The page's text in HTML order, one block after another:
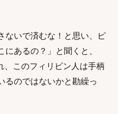
ないで済むな！と思い、ピ
あるの？」と聞くと、
、このフィリピン人は手柄
るのではないかと勘繰っ